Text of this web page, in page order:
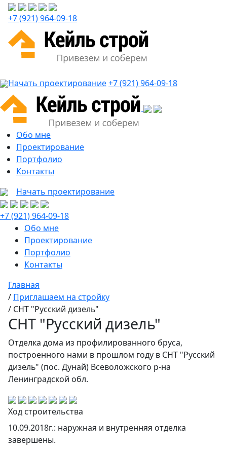
+7 (921) 964-09-18
Начать проектирование+7 (921) 964-09-18
Обо мне
Проектирование
Портфолио
Контакты
Начать проектирование
+7 (921) 964-09-18
Обо мне
Проектирование
Портфолио
Контакты
Главная
/ Приглашаем на стройку
/ СНТ "Русский дизель"
СНТ "Русский дизель"
Отделка дома из профилированного бруса,
построенного нами в прошлом году в СНТ "Русский
дизель" (пос. Дунай) Всеволожского р-на
Ленинградской обл.
Ход строительства
10.09.2018г.: наружная и внутренняя отделка
завершены.